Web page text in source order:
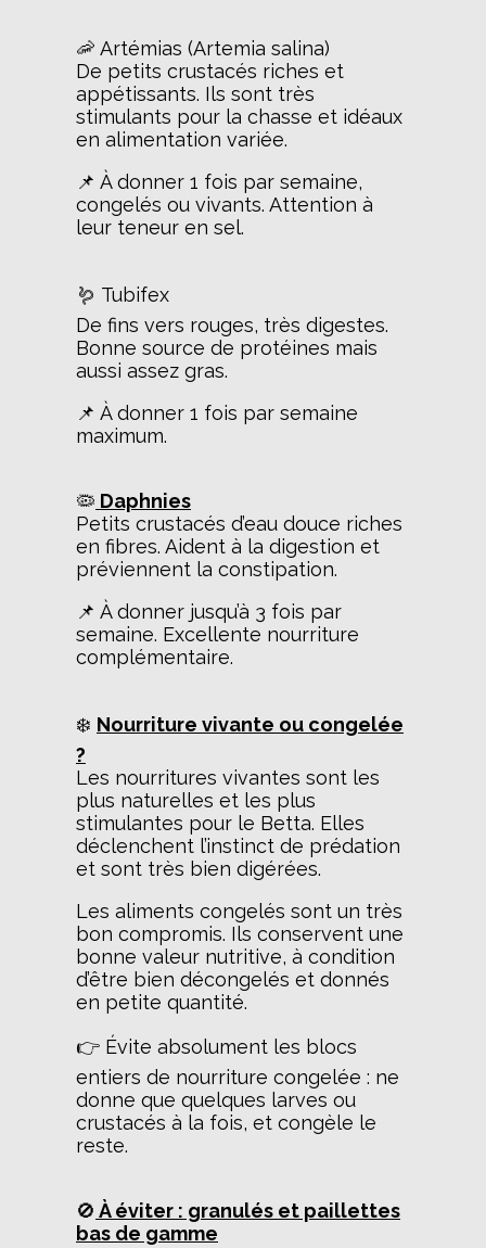
🦐 Artémias (Artemia salina)
De petits crustacés riches et
appétissants. Ils sont très
stimulants pour la chasse et idéaux
en alimentation variée.
📌 À donner 1 fois par semaine,
congelés ou vivants. Attention à
leur teneur en sel.
🪱 Tubifex
De fins vers rouges, très digestes.
Bonne source de protéines mais
aussi assez gras.
📌 À donner 1 fois par semaine
maximum.
🦠 Daphnies
Petits crustacés d’eau douce riches
en fibres. Aident à la digestion et
préviennent la constipation.
📌 À donner jusqu’à 3 fois par
semaine. Excellente nourriture
complémentaire.
❄️ Nourriture vivante ou congelée
?
Les nourritures vivantes sont les
plus naturelles et les plus
stimulantes pour le Betta. Elles
déclenchent l’instinct de prédation
et sont très bien digérées.
Les aliments congelés sont un très
bon compromis. Ils conservent une
bonne valeur nutritive, à condition
d’être bien décongelés et donnés
en petite quantité.
👉 Évite absolument les blocs
entiers de nourriture congelée : ne
donne que quelques larves ou
crustacés à la fois, et congèle le
reste.
🚫 À éviter : granulés et paillettes
bas de gamme